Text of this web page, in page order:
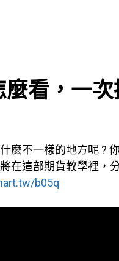
看，一
麼不一樣的地方呢 ?
在這部期貨教學裡，
b05q